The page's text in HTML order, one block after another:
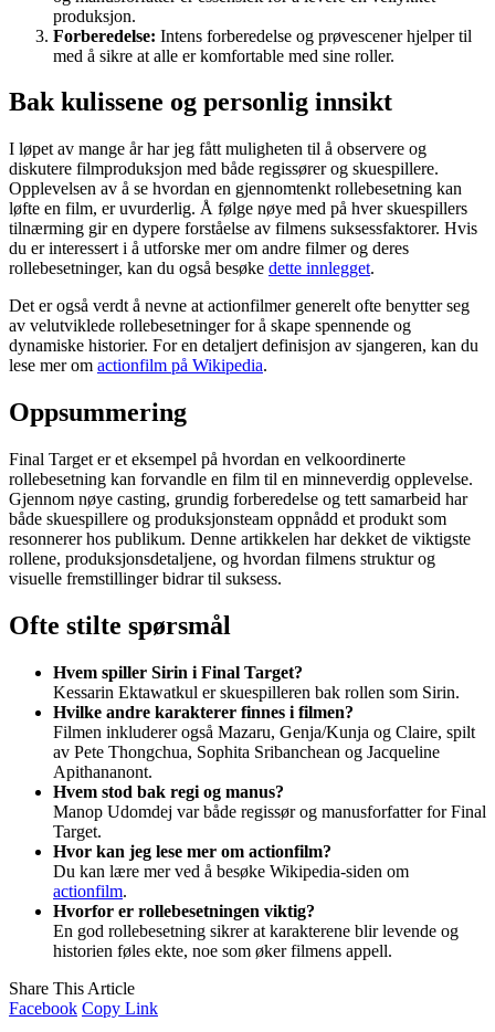
produksjon.
Forberedelse: Intens forberedelse og prøvescener hjelper til
med å sikre at alle er komfortable med sine roller.
Bak kulissene og personlig innsikt
I løpet av mange år har jeg fått muligheten til å observere og
diskutere filmproduksjon med både regissører og skuespillere.
Opplevelsen av å se hvordan en gjennomtenkt rollebesetning kan
løfte en film, er uvurderlig. Å følge nøye med på hver skuespillers
tilnærming gir en dypere forståelse av filmens suksessfaktorer. Hvis
du er interessert i å utforske mer om andre filmer og deres
rollebesetninger, kan du også besøke dette innlegget.
Det er også verdt å nevne at actionfilmer generelt ofte benytter seg
av velutviklede rollebesetninger for å skape spennende og
dynamiske historier. For en detaljert definisjon av sjangeren, kan du
lese mer om actionfilm på Wikipedia.
Oppsummering
Final Target er et eksempel på hvordan en velkoordinerte
rollebesetning kan forvandle en film til en minneverdig opplevelse.
Gjennom nøye casting, grundig forberedelse og tett samarbeid har
både skuespillere og produksjonsteam oppnådd et produkt som
resonnerer hos publikum. Denne artikkelen har dekket de viktigste
rollene, produksjonsdetaljene, og hvordan filmens struktur og
visuelle fremstillinger bidrar til suksess.
Ofte stilte spørsmål
Hvem spiller Sirin i Final Target?
Kessarin Ektawatkul er skuespilleren bak rollen som Sirin.
Hvilke andre karakterer finnes i filmen?
Filmen inkluderer også Mazaru, Genja/Kunja og Claire, spilt
av Pete Thongchua, Sophita Sribanchean og Jacqueline
Apithananont.
Hvem stod bak regi og manus?
Manop Udomdej var både regissør og manusforfatter for Final
Target.
Hvor kan jeg lese mer om actionfilm?
Du kan lære mer ved å besøke Wikipedia-siden om
actionfilm.
Hvorfor er rollebesetningen viktig?
En god rollebesetning sikrer at karakterene blir levende og
historien føles ekte, noe som øker filmens appell.
Share This Article
Facebook Copy Link